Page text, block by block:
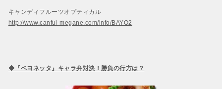
キャンディフルーツオプティカル
http://www.canful-megane.com/info/BAYO2
◆『ベヨネッタ』キャラ弁対決！勝負の行方は？